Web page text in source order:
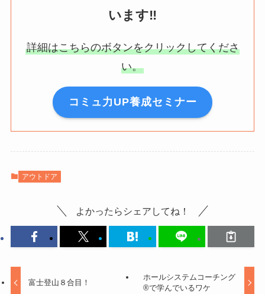
います‼️
詳細はこちらのボタンをクリックしてくださ
い。
コミュ力UP養成セミナー
アウトドア
よかったらシェアしてね！
富士登山８合目！
ホールシステムコーチング
®︎で学んでいるワケ